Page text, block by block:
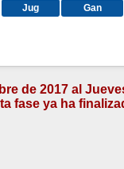
Jug Gan
de 2017 al
fase ya ha